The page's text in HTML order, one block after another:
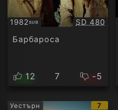
1982SUB
Субтитри Качество:
SD 480
Барбароса
12 7 -5
Уестърн
IMDb
7